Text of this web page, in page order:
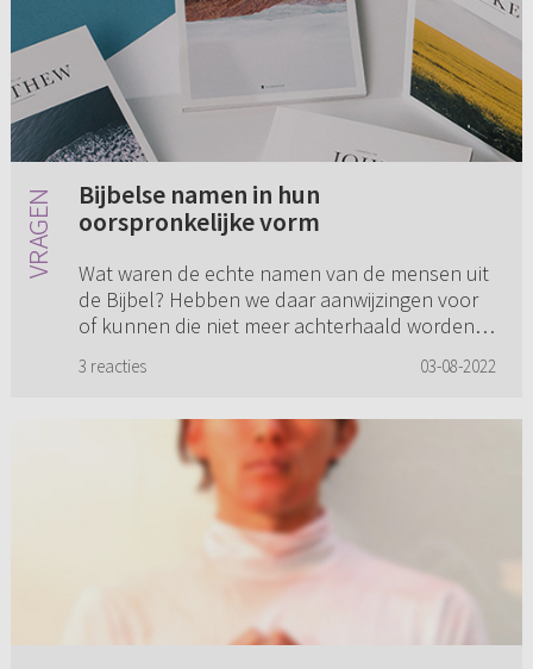
Bijbelse namen in hun
oorspronkelijke vorm
Wat waren de echte namen van de mensen uit
de Bijbel? Hebben we daar aanwijzingen voor
of kunnen die niet meer achterhaald worden?
Johannes heette, of Maria of Mo...
3 reacties 03-08-2022